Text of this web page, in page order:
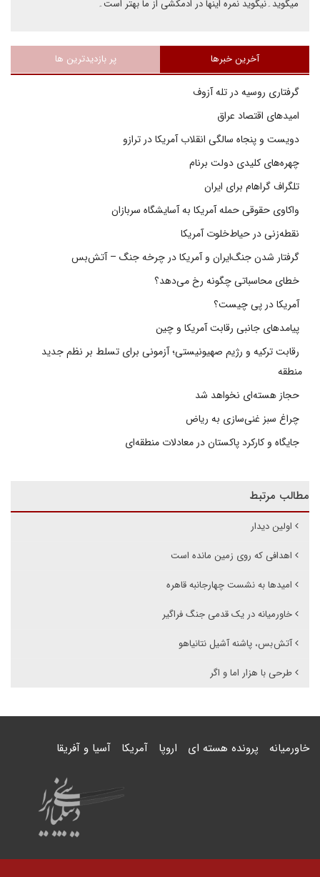
میگوید۔نیگوید نمره اینها در ادمکشی از ما بهتر است۔
آخرین خبرها پر بازدیدترین ها
گرفتاری روسیه در تله آزوف
امیدهای اقتصاد عراق
دویست و پنجاه سالگی انقلاب آمریکا در ترازو
چهره‌های کلیدی دولت برنام
تلگراف گراهام برای ایران
واکاوی حقوقی حمله آمریکا به آسایشگاه سربازان
نقطه‌زنی در حیاط‌خلوت آمریکا
گرفتار شدن جنگ‌ایران و آمریکا در چرخه جنگ – آتش‌بس
خطای محاسباتی چگونه رخ می‌دهد؟
آمریکا در پی چیست؟
پیامدهای جانبی رقابت آمریکا و چین
رقابت ترکیه و رژیم صهیونیستی؛ آزمونی برای تسلط بر نظم جدید
منطقه
حجاز هسته‌ای نخواهد شد
چراغ سبز غنی‌سازی به ریاض
جایگاه و کارکرد پاکستان در معادلات منطقه‌ای
مطالب مرتبط
اولین دیدار
اهدافی که روی زمین مانده است
امیدها به نشست چهارجانبه قاهره
خاورمیانه در یک قدمی جنگ فراگیر
آتش بس، پاشنه آشیل نتانیاهو
طرحی با هزار اما و اگر
خاورمیانه پرونده هسته ای اروپا آمریکا آسیا و آفریقا